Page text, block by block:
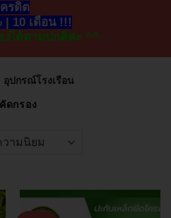
ครดิต
| 10 เดือน !!!
งได้ตามปกติค่ะ ^^
อุปกรณ์โรงเรือน
คัดกรอง